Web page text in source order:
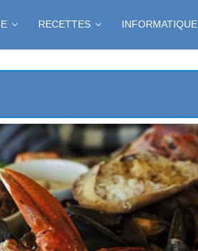
RECETTES INFORMATIQUE